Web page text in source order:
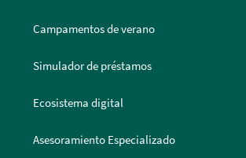
Campamentos de verano
Simulador de préstamos
Ecosistema digital
Asesoramiento Especializado